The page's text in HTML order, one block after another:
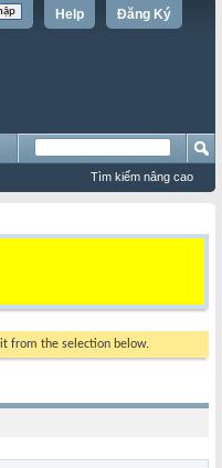
Đăng Ký
Help
Tìm kiếm nâng cao
from the selection below.